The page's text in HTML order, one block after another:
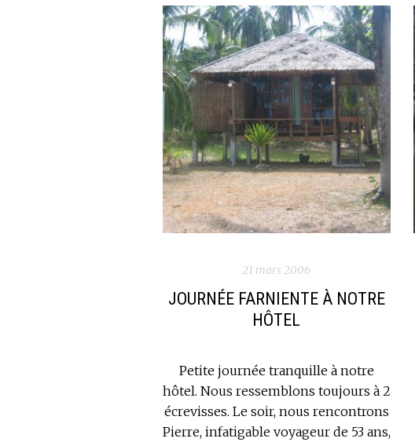
21 mars 2006
JOURNÉE FARNIENTE À NOTRE
HÔTEL
Petite journée tranquille à notre
hôtel. Nous ressemblons toujours à 2
écrevisses. Le soir, nous rencontrons
Pierre, infatigable voyageur de 53 ans,